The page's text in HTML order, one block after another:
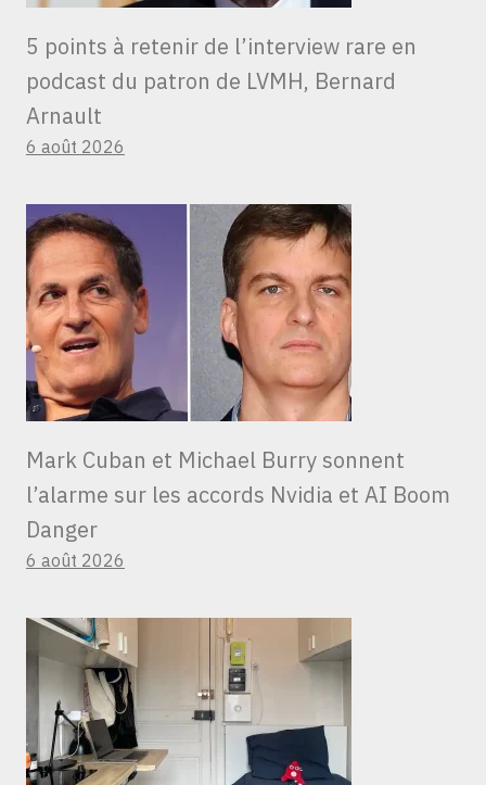
5 points à retenir de l’interview rare en
podcast du patron de LVMH, Bernard
Arnault
6 août 2026
Mark Cuban et Michael Burry sonnent
l’alarme sur les accords Nvidia et AI Boom
Danger
6 août 2026